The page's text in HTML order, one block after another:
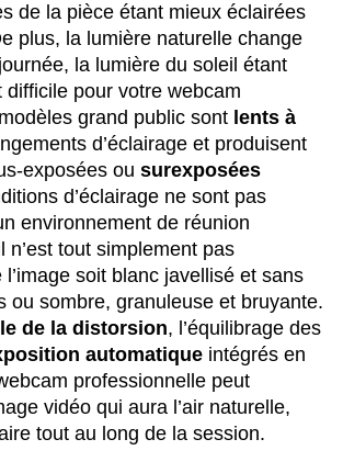
de la pièce étant mieux éclairées
plus, la lumière naturelle change
la lumière du soleil étant
difficile pour votre webcam
grand public sont lents à
d’éclairage et produisent
exposées ou surexposées
d’éclairage ne sont pas
environnement de réunion
n’est tout simplement pas
soit blanc javellisé et sans
ou sombre, granuleuse et bruyante.
de la distorsion, l’équilibrage des
automatique intégrés en
professionnelle peut
vidéo qui aura l’air naturelle,
tout au long de la session.